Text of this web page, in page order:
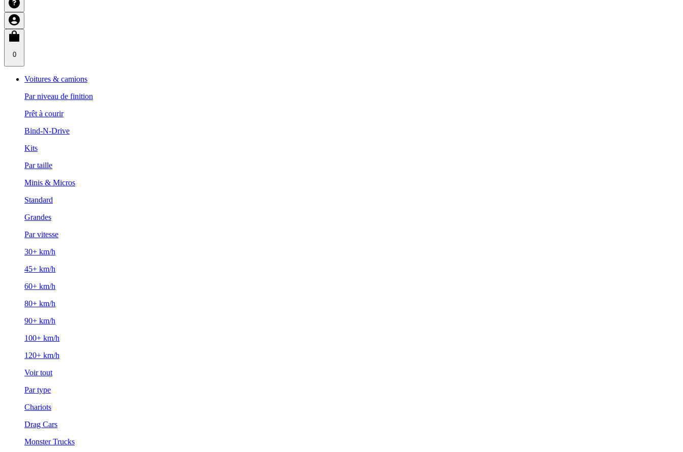
0
Voitures & camions
Par niveau de finition
Prêt à courir
Bind-N-Drive
Kits
Par taille
Minis & Micros
Standard
Grandes
Par vitesse
30+ km/h
45+ km/h
60+ km/h
80+ km/h
90+ km/h
100+ km/h
120+ km/h
Voir tout
Par type
Chariots
Drag Cars
Monster Trucks